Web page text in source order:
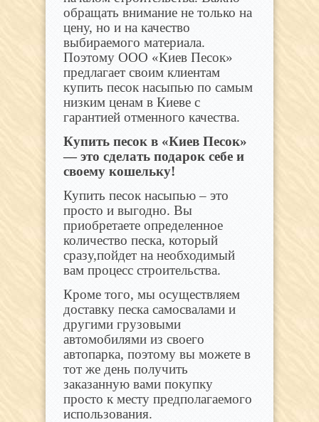
обращать внимание не только на
цену, но и на качество
выбираемого материала.
Поэтому ООО «Киев Песок»
предлагает своим клиентам
купить песок насыпью по самым
низким ценам в Киеве с
гарантией отменного качества.
Купить песок в «Киев Песок»
— это сделать подарок себе и
своему кошельку!
Купить песок насыпью – это
просто и выгодно. Вы
приобретаете определенное
количество песка, который
сразу,пойдет на необходимый
вам процесс строительства.
Кроме того, мы осуществляем
доставку песка самосвалами и
другими грузовыми
автомобилями из своего
автопарка, поэтому вы можете в
тот же день получить
заказанную вами покупку
просто к месту предполагаемого
использования.